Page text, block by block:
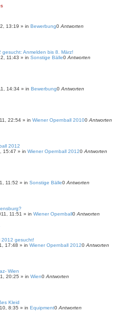
13:19 » in Bewerbung0 Antworten
Anmelden bis 8. März!
11:43 » in Sonstige Bälle0 Antworten
14:34 » in Bewerbung0 Antworten
22:54 » in Wiener Opernball 20100 Antworten
2012
15:47 » in Wiener Opernball 20120 Antworten
11:52 » in Sonstige Bälle0 Antworten
11:51 » in Wiener Opernball0 Antworten
2012 gesucht!
17:48 » in Wiener Opernball 20120 Antworten
Wien
20:25 » in Wien0 Antworten
Kleid
8:35 » in Equipment0 Antworten